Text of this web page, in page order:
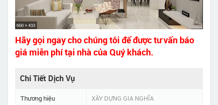
Hãy gọi ngay cho chúng tôi để được tư vấn báo
giá miễn phí tại nhà của Quý khách.
Chi Tiết Dịch Vụ
Thương hiệu XÂY DỰNG GIA NGHĨA